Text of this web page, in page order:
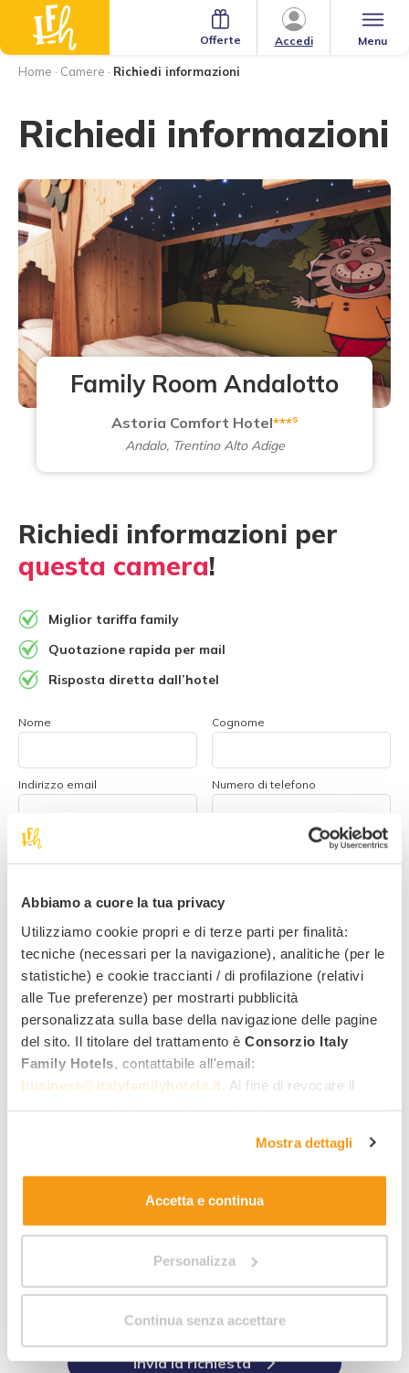
Abbiamo a cuore la tua privacy
Utilizziamo cookie propri e di terze parti per finalità:
tecniche (necessari per la navigazione), analitiche (per le
statistiche) e cookie traccianti / di profilazione (relativi
alle Tue preferenze) per mostrarti pubblicità
personalizzata sulla base della navigazione delle pagine
del sito. Il titolare del trattamento è Consorzio Italy
Family Hotels , contattabile all'email:
business@italyfamilyhotels.it . Al fine di revocare il
. Allo stesso link trovi la nostra informativa
estesa sui cookie.
Mostra dettagli
Accetta e continua
Personalizza
Continua senza accettare
Menu
Accedi
Offerte
Home · Camere · Richiedi informazioni
Richiedi informazioni
Family Room Andalotto
Astoria Comfort Hotel***s
Andalo, Trentino Alto Adige
Richiedi informazioni per
questa camera!
Miglior tariffa family
Quotazione rapida per mail
Risposta diretta dall’hotel
Nome Cognome
Indirizzo email Numero di telefono
Data di arrivo
Aggiungi camera
N. animali domestici
Questo hotel non può
Acconsento ilConsorzio Italy Family Hotelse tutte lestrutture
commerciali. Potrò disiscrivermi in qualsiasi momento attraverso
Regolamento UE 2016/679
Invia la richiesta